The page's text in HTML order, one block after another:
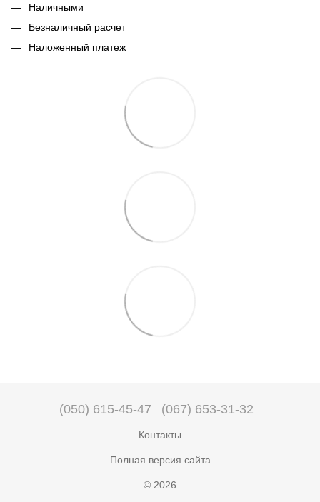
Наличными
Безналичный расчет
Наложенный платеж
(050) 615-45-47 (067) 653-31-32
Контакты
Полная версия сайта
© 2026